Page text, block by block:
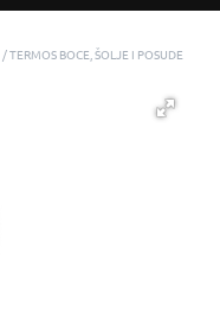
TERMOS BOCE, ŠOLJE I POSUDE